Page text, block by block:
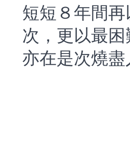
短短８年間
次，更以最
亦在是次燒